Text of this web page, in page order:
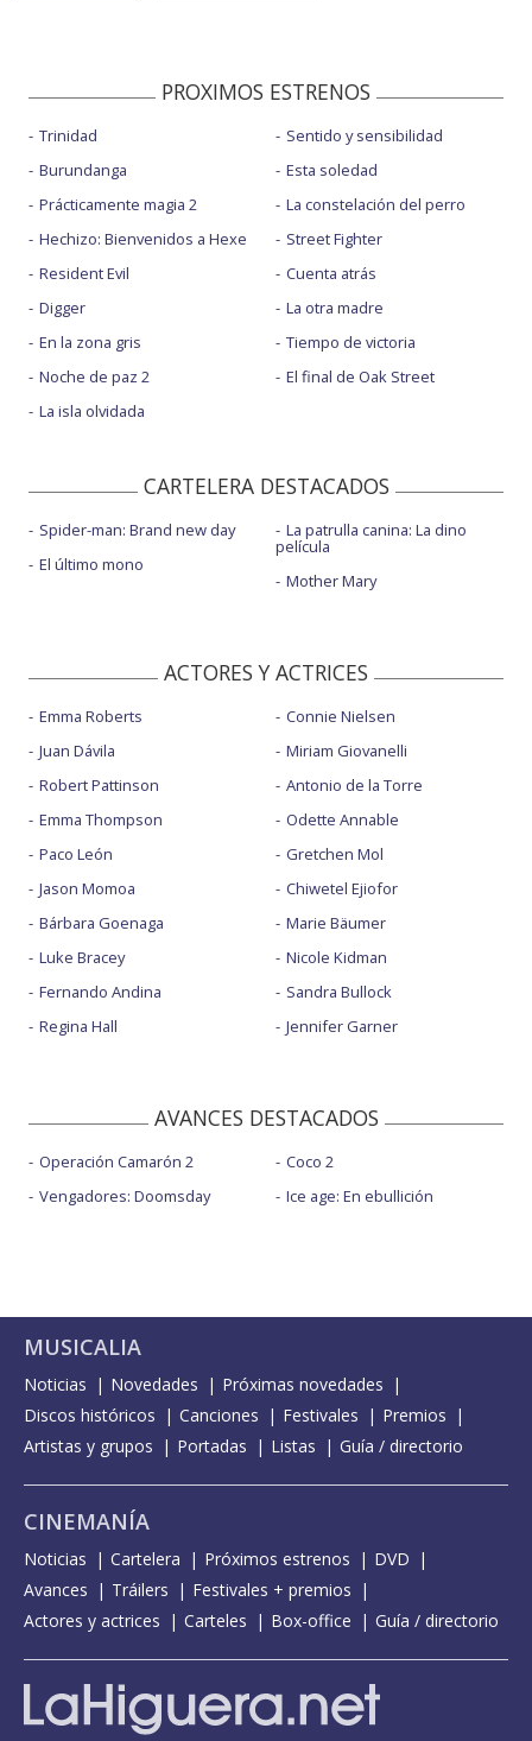
PROXIMOS ESTRENOS
Trinidad
Burundanga
Prácticamente magia 2
Hechizo: Bienvenidos a Hexe
Resident Evil
Digger
En la zona gris
Noche de paz 2
La isla olvidada
Sentido y sensibilidad
Esta soledad
La constelación del perro
Street Fighter
Cuenta atrás
La otra madre
Tiempo de victoria
El final de Oak Street
CARTELERA DESTACADOS
Spider-man: Brand new day
El último mono
La patrulla canina: La dino
película
Mother Mary
ACTORES Y ACTRICES
Emma Roberts
Juan Dávila
Robert Pattinson
Emma Thompson
Paco León
Jason Momoa
Bárbara Goenaga
Luke Bracey
Fernando Andina
Regina Hall
Connie Nielsen
Miriam Giovanelli
Antonio de la Torre
Odette Annable
Gretchen Mol
Chiwetel Ejiofor
Marie Bäumer
Nicole Kidman
Sandra Bullock
Jennifer Garner
AVANCES DESTACADOS
Operación Camarón 2
Vengadores: Doomsday
Coco 2
Ice age: En ebullición
MUSICALIA
Noticias Novedades
Próximas novedades
Discos históricos
Canciones Festivales
Premios
Artistas y grupos
Portadas Listas Guía / directorio
CINEMANÍA
Noticias Cartelera Próximos estrenos
DVD
Avances
Tráilers
Festivales + premios
Actores y actrices
Carteles Box-office Guía / directorio